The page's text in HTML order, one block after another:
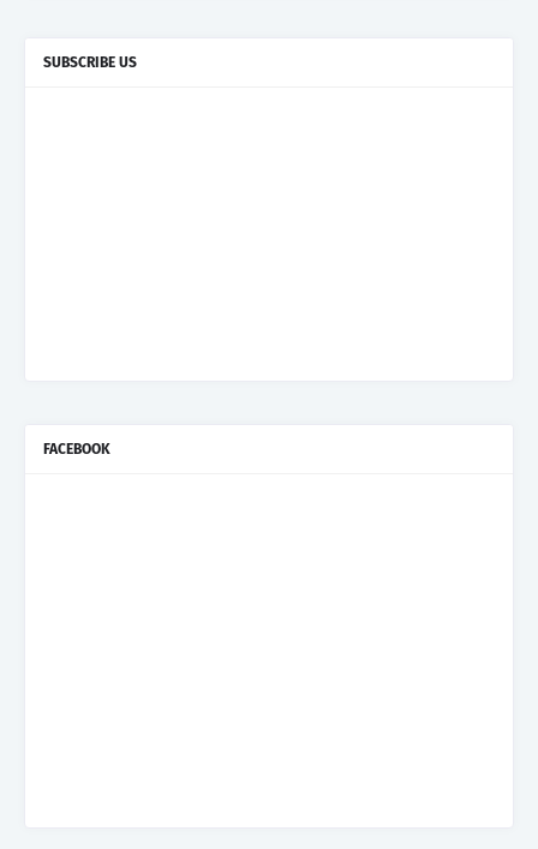
SUBSCRIBE US
FACEBOOK